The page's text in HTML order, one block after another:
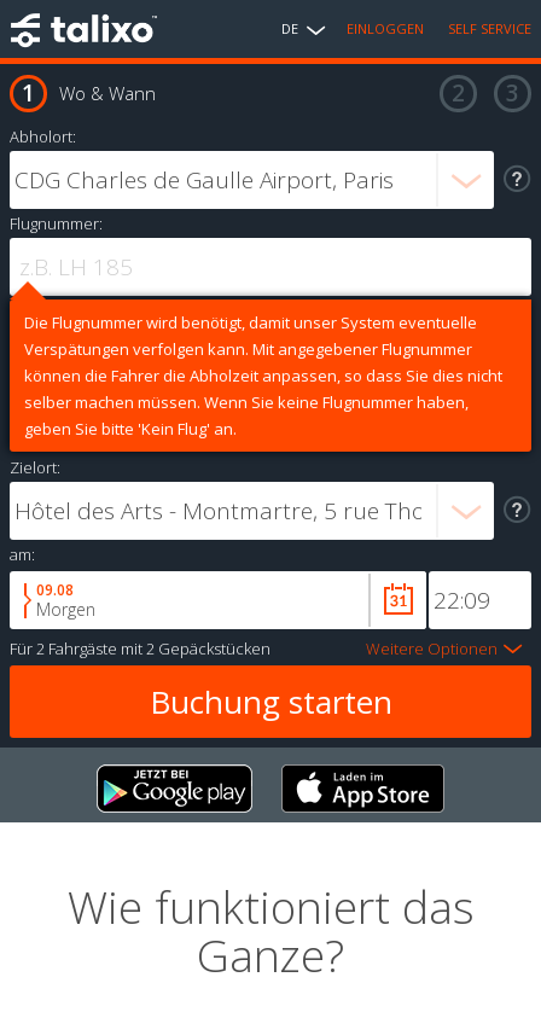
DE EINLOGGEN SELF SERVICE
Wo & Wann
Abholort:
Flugnummer:
Die Flugnummer wird benötigt, damit unser System eventuelle
Verspätungen verfolgen kann. Mit angegebener Flugnummer
können die Fahrer die Abholzeit anpassen, so dass Sie dies nicht
selber machen müssen. Wenn Sie keine Flugnummer haben,
geben Sie bitte 'Kein Flug' an.
Zielort:
am:
09.08
Morgen
Für2 Fahrgäste mit2 Gepäckstücken Weitere Optionen
Wie funktioniert das
Ganze?